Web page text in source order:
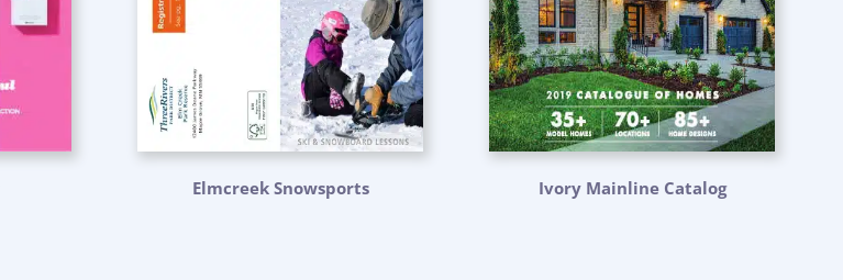
Elmcreek Snowsports Ivory Mainline Catalog